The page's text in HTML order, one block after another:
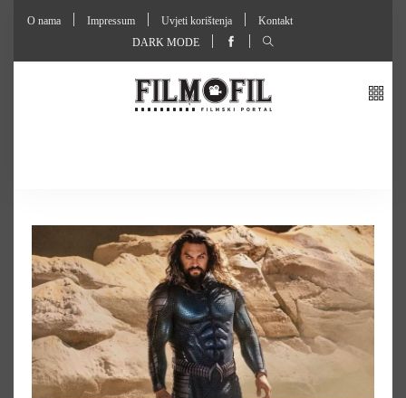
O nama Impressum Uvjeti korištenja
Kontakt
DARK MODE